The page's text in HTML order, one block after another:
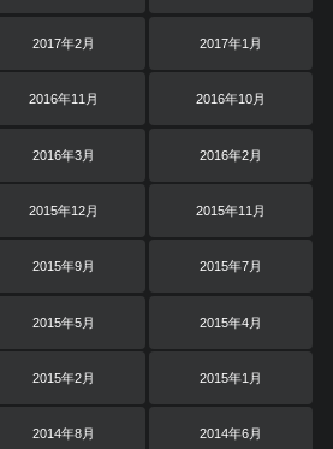
2017年2月 2017年1月
2016年11月 2016年10月
2016年3月 2016年2月
2015年12月 2015年11月
2015年9月 2015年7月
2015年5月 2015年4月
2015年2月 2015年1月
2014年8月 2014年6月